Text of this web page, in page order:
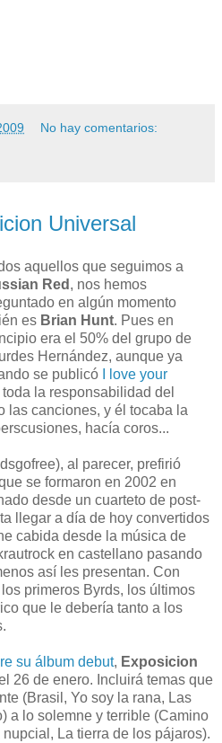
No hay comentarios:
Universal
aquellos que seguimos a
Red , nos hemos
en algún momento
es Brian Hunt. Pues en
era el 50% del grupo de
Hernández, aunque ya
se publicó
I love your
la responsabilidad del
las canciones, y él tocaba la
hacía coros...
al parecer, prefirió
se formaron en 2002 en
desde un cuarteto de post-
llegar a día de hoy convertidos
cabida desde la música de
en castellano pasando
así les presentan. Con
primeros Byrds, los últimos
que le debería tanto a los
su álbum debut, Exposicion
26 de enero. Incluirá temas que
(Brasil, Yo soy la rana, Las
a lo solemne y terrible (Camino
La tierra de los pájaros).